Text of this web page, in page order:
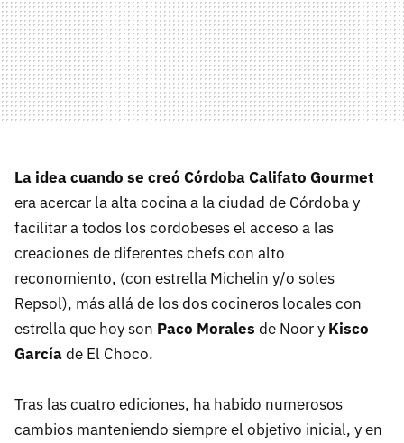
La idea cuando se creó Córdoba Califato Gourmet
era acercar la alta cocina a la ciudad de Córdoba y
facilitar a todos los cordobeses el acceso a las
creaciones de diferentes chefs con alto
reconomiento, (con estrella Michelin y/o soles
Repsol), más allá de los dos cocineros locales con
estrella que hoy son Paco Morales de Noor y Kisco
Garcíade El Choco.
Tras las cuatro ediciones, ha habido numerosos
cambios manteniendo siempre el objetivo inicial, y en